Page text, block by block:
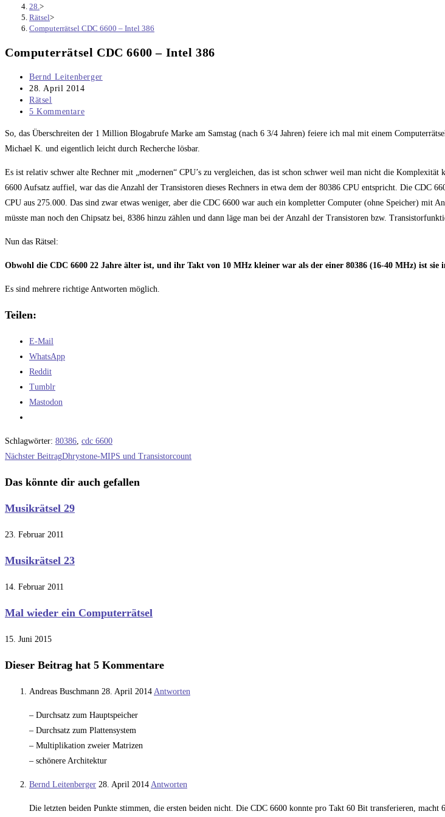
28. >
Rätsel>
Computerrätsel CDC 6600 – Intel 386
Computerrätsel CDC 6600 – Intel 386
Beitrags-
Autor:
Bernd Leitenberger
Beitrag
veröffentlicht:
28. April 2014
Beitrags-
Kategorie:
Rätsel
Beitrags-
5 Kommentare
So, das Überschreiten der 1 Million Blogabrufe Marke am Samstag (nach 6 3/4 Jahren) feiere ich mal mit einem
Michael K. und eigentlich leicht durch Recherche lösbar.
Es ist relativ schwer alte Rechner mit „modernen“ CPU’s zu vergleichen, das ist schon schwer weil man nicht die Komplexität
6600 Aufsatz auffiel, war das die Anzahl der Transistoren dieses Rechners in etwa dem der 80386 CPU entspricht. Die CDC
CPU aus 275.000. Das sind zwar etwas weniger, aber die CDC 6600 war auch ein kompletter Computer (ohne Speicher) mit
müsste man noch den Chipsatz bei, 8386 hinzu zählen und dann läge man bei der Anzahl der Transistoren bzw.
Nun das Rätsel:
Obwohl die CDC 6600 22 Jahre älter ist, und ihr Takt von 10 MHz kleiner war als der einer 80386 (16-40 MHz) ist sie
Es sind mehrere richtige Antworten möglich.
Teilen:
E-Mail
WhatsApp
Reddit
Tumblr
Mastodon
Schlagwörter: 80386, cdc 6600
Weitere
Nächster BeitragDhrystone-MIPS und Transistorcount
Das könnte dir auch gefallen
Musikrätsel 29
23. Februar 2011
Musikrätsel 23
14. Februar 2011
Mal wieder ein Computerrätsel
15. Juni 2015
Dieser Beitrag hat 5 Kommentare
Andreas Buschmann 28. April 2014 Antworten
– Durchsatz zum Hauptspeicher
– Durchsatz zum Plattensystem
– Multiplikation zweier Matrizen
– schönere Architektur
Bernd Leitenberger 28. April 2014 Antworten
Die letzten beiden Punkte stimmen, die ersten beiden nicht. Die CDC 6600 konnte pro Takt 60 Bit transferieren,